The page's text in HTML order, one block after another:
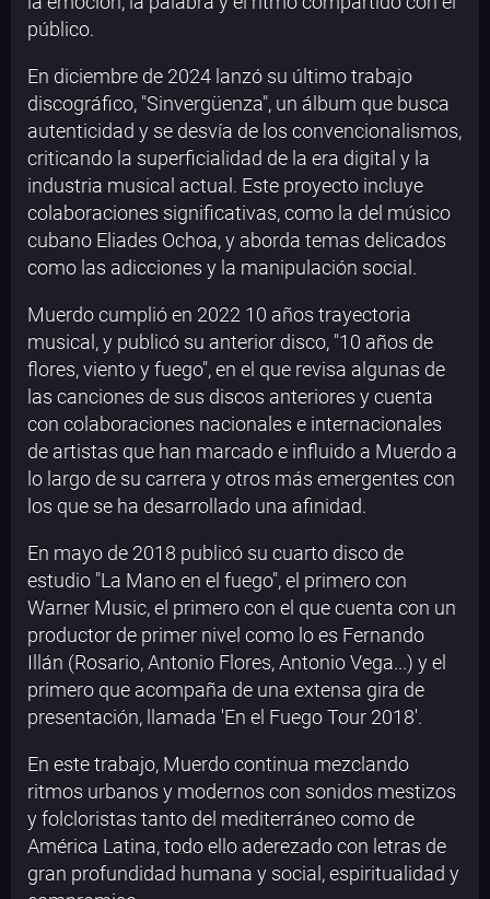
público.
En diciembre de 2024 lanzó su último trabajo
discográfico, "Sinvergüenza", un álbum que busca
autenticidad y se desvía de los convencionalismos,
criticando la superficialidad de la era digital y la
industria musical actual. Este proyecto incluye
colaboraciones significativas, como la del músico
cubano Eliades Ochoa, y aborda temas delicados
como las adicciones y la manipulación social.
Muerdo cumplió en 2022 10 años trayectoria
musical, y publicó su anterior disco, "10 años de
flores, viento y fuego", en el que revisa algunas de
las canciones de sus discos anteriores y cuenta
con colaboraciones nacionales e internacionales
de artistas que han marcado e influido a Muerdo a
lo largo de su carrera y otros más emergentes con
los que se ha desarrollado una afinidad.
En mayo de 2018 publicó su cuarto disco de
estudio "La Mano en el fuego", el primero con
Warner Music, el primero con el que cuenta con un
productor de primer nivel como lo es Fernando
Illán (Rosario, Antonio Flores, Antonio Vega...) y el
primero que acompaña de una extensa gira de
presentación, llamada 'En el Fuego Tour 2018'.
En este trabajo, Muerdo continua mezclando
ritmos urbanos y modernos con sonidos mestizos
y folcloristas tanto del mediterráneo como de
América Latina, todo ello aderezado con letras de
gran profundidad humana y social, espiritualidad y